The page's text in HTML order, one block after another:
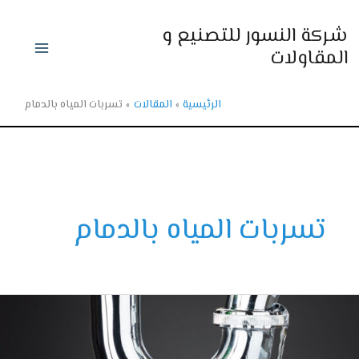
النسور للتصنيع و
الرئيسية المقالات تسربات المياه بالدمام
تسربات المياه بالدمام